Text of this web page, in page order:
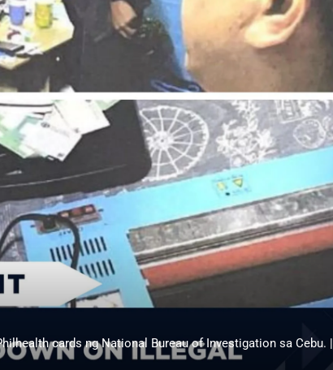
cards ng National Bureau of Investigation sa Cebu. |